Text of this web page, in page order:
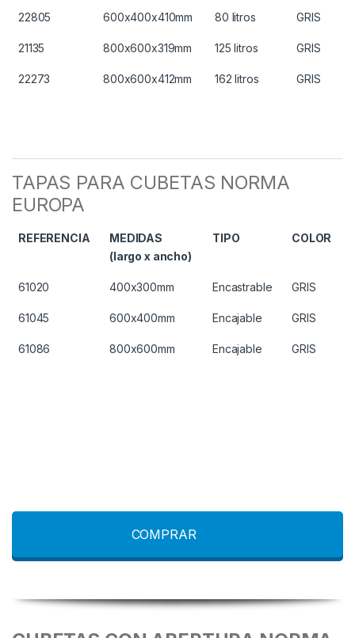
22805 600x400x410mm 80 litros GRIS
21135 800x600x319mm 125 litros GRIS
22273 800x600x412mm 162 litros GRIS
TAPAS PARA CUBETAS NORMA
EUROPA
REFERENCIA
MEDIDAS
(largo x ancho)
TIPO COLOR
61020 400x300mm Encastrable GRIS
61045 600x400mm Encajable GRIS
61086 800x600mm Encajable GRIS
COMPRAR